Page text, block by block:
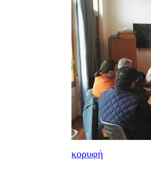
κορυφή